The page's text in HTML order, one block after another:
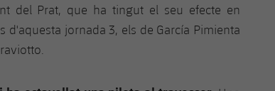
del Prat, que ha tingut el seu efecte en
jornada 3, els de García Pimienta